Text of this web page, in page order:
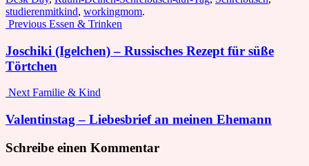
studierenmitkind, workingmom.
Post
navigation
Previous Essen & Trinken
Joschiki (Igelchen) – Russisches Rezept für süße
Törtchen
Next Familie & Kind
Valentinstag – Liebesbrief an meinen Ehemann
Schreibe einen Kommentar